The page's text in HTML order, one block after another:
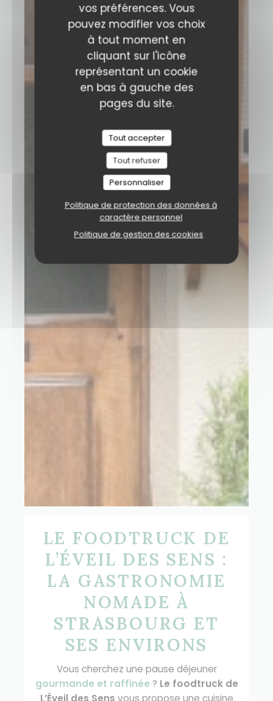
vos préférences. Vous
pouvez modifier vos choix
à tout moment en
cliquant sur l'icône
représentant un cookie
en bas à gauche des
pages du site.
Tout accepter
Tout refuser
Personnaliser
Politique de protection des données à
caractère personnel
Politique de gestion des cookies
LE FOODTRUCK DE
L’ÉVEIL DES SENS :
LA GASTRONOMIE
NOMADE À
STRASBOURG ET
SES ENVIRONS
Vous cherchez une pause déjeuner
gourmande et raffinée ? Le foodtruck de
L’Éveil des Sens vous propose une cuisine